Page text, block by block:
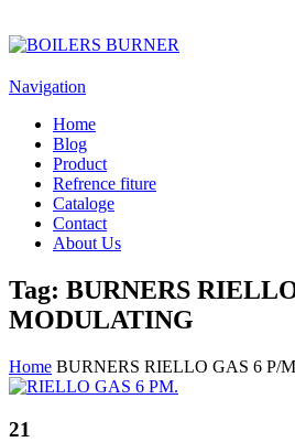
Navigation
Home
Blog
Product
Refrence fiture
Cataloge
Contact
About Us
Tag: BURNERS
MODULATING
Home BURNERS RIELLO GAS 6 P/
21